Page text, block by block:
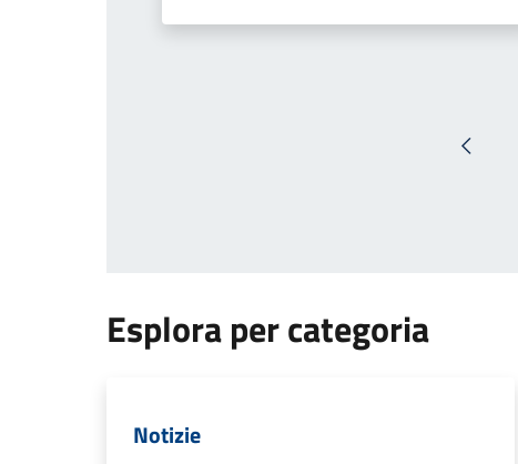
Esplora per categoria
Notizie